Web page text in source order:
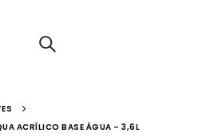
ACRÍLICO BASE ÁGUA – 3,6L